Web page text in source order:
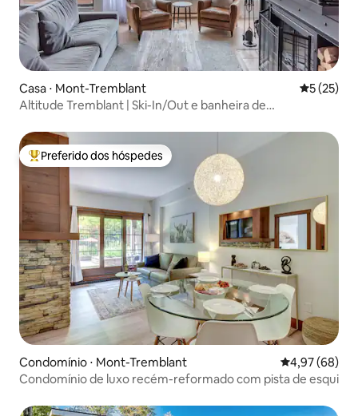
Casa ⋅ Mont-Tremblant 5 de uma
5 (25)
Altitude Tremblant | Ski-In/Out e banheira de
Entre os melhores preferidos dos hóspedes
Preferido dos hóspedes
Condomínio ⋅ Mont-Tremblant 4,97 de uma
4,97 (68)
Condomínio de luxo recém-reformado com pista de esqui